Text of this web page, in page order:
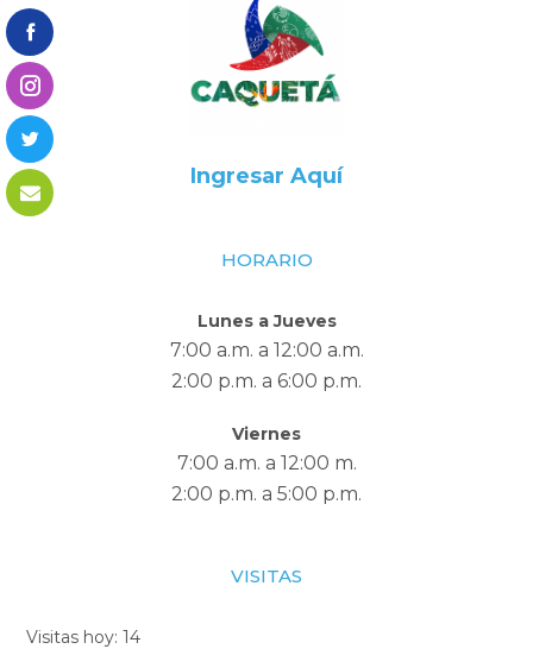
Ingresar Aquí
HORARIO
Lunes a Jueves
7:00 a.m. a 12:00 a.m.
2:00 p.m. a 6:00 p.m.
Viernes
7:00 a.m. a 12:00 m.
2:00 p.m. a 5:00 p.m.
VISITAS
Visitas hoy:14